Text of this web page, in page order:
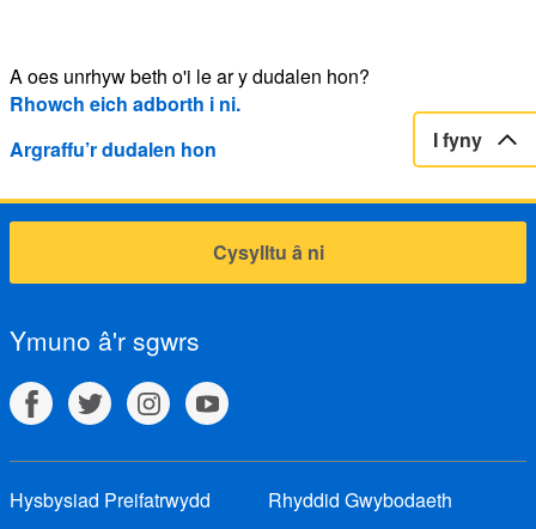
A oes unrhyw beth o'i le ar y dudalen hon?
Rhowch eich adborth i ni.
Argraffu’r dudalen hon
I fyny
Cysylltu â ni
Ymuno â'r sgwrs
Hysbysiad Preifatrwydd Rhyddid Gwybodaeth